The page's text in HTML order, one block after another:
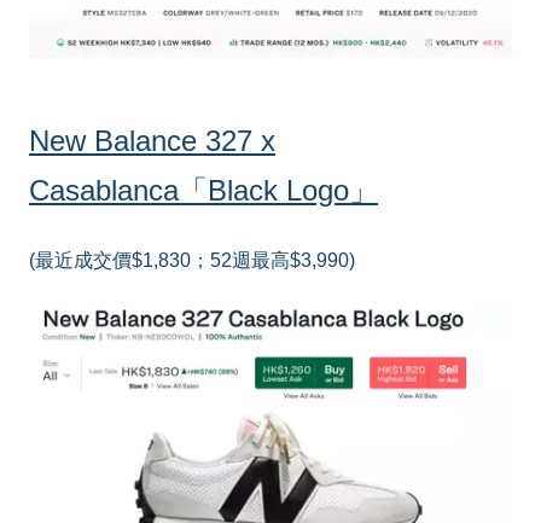
New Balance 327 x
Casablanca「Black Logo」
(最近成交價$1,830；52週最高$3,990)